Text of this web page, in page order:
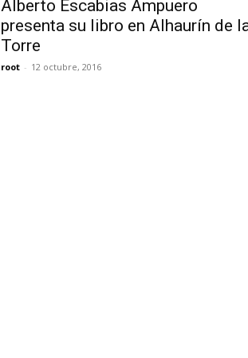
Alberto Escabias Ampuero
presenta su libro en Alhaurín de
Torre
root - 12 octubre, 2016